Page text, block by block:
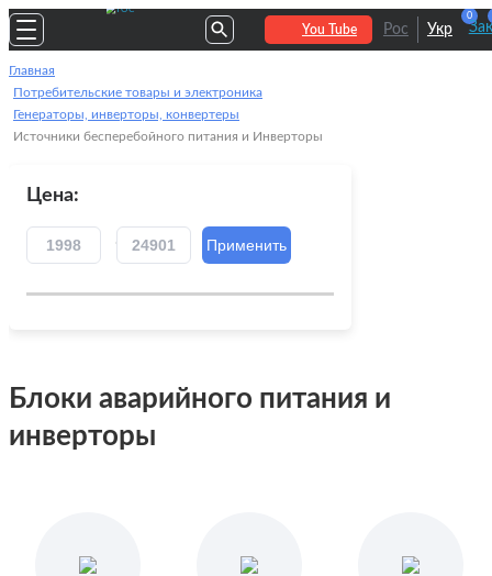
You Tube Рос Укр
0
Главная
Потребительские товары и электроника
Генераторы, инверторы, конвертеры
Источники бесперебойного питания и Инверторы
Цена:
Блоки аварийного питания и
инверторы